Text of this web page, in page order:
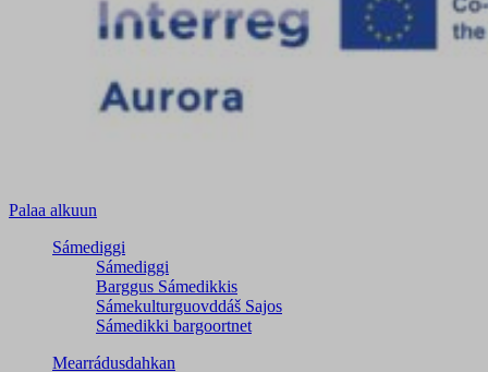
Palaa alkuun
Sámediggi
Sámediggi
Barggus Sámedikkis
Sámekulturguovddáš Sajos
Sámedikki bargoortnet
Mearrádusdahkan